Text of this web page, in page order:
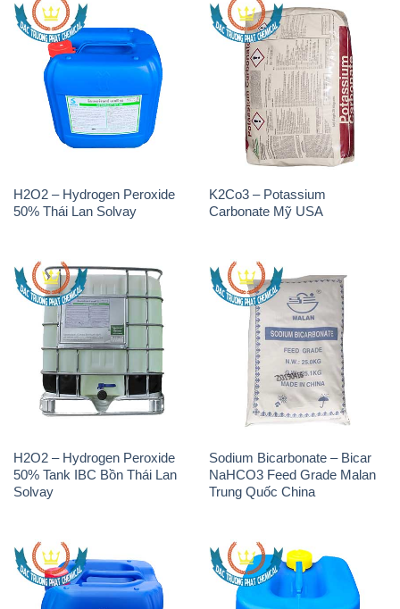
K2Co3 – Potassium
Javen – Sodium Hypochlorite
10-12% Việt Nam
THÔNG TIN
Giới thiệu
Sản phẩm
Chính sách và quy định chung
Liên hệ